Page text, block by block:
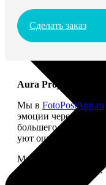
Сделать заказ
Aura Project: твой
Мы в FotoPostApp.ru
эмоции через
большего — чтобы
уют ощущался не
Мы запускаем
Aura
осознанной красоте.